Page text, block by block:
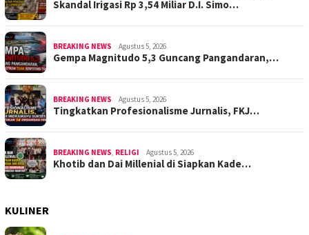
Skandal Irigasi Rp 3,54 Miliar D.I. Simo…
BREAKING NEWS Agustus 5, 2026
Gempa Magnitudo 5,3 Guncang Pangandaran,…
BREAKING NEWS Agustus 5, 2026
Tingkatkan Profesionalisme Jurnalis, FKJ…
BREAKING NEWS RELIGI Agustus 5, 2026
Khotib dan Dai Millenial di Siapkan Kade…
KULINER